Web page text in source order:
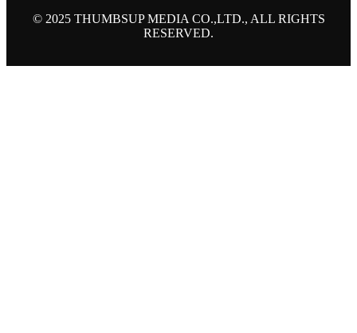
© 2025 THUMBSUP MEDIA CO.,LTD., ALL RIGHTS
RESERVED.